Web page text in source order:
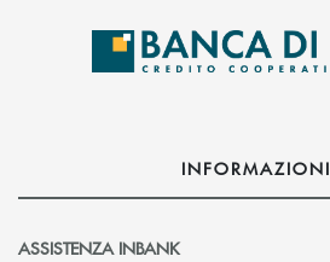
INFORMAZIONI
ASSISTENZA INBANK